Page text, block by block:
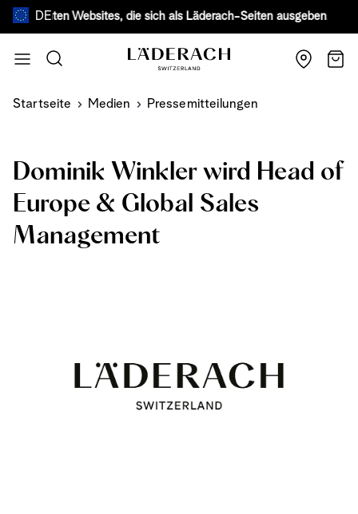
DE
Websites, die sich als Läderach-Seiten ausgeben.Mehr
Suche
Startseite Medien Pressemitteilungen
Dominik Winkler wird Head of
Europe & Global Sales
Management